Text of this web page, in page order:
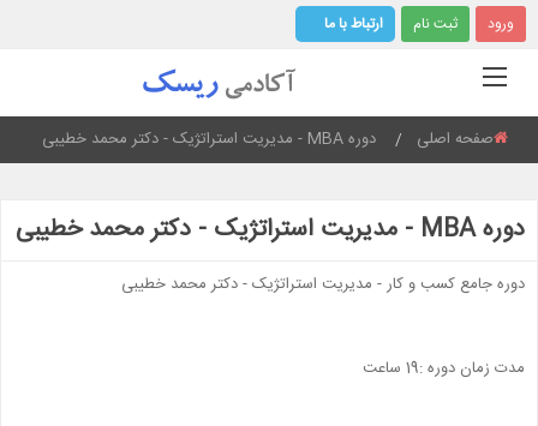
ورود ثبت نام ارتباط با ما
Current:
دوره MBA - مدیریت استراتژیک - دکتر محمد خطیبی صفحه اصلی
دوره MBA - مدیریت استراتژیک - دکتر محمد خطیبی
دوره جامع کسب و کار - مدیریت استراتژیک - دکتر محمد خطیبی
مدت زمان دوره :19 ساعت